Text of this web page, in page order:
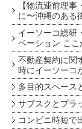
【物流連前理
に〜沖縄のある
イーソーコ総研
ベーション こ
不動産契約に関
時にイーソーコ
多目的スペース
サブスクとプラ
コンビニ時短で